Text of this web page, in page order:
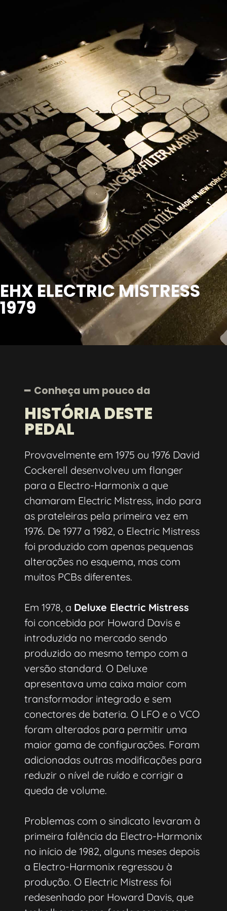
EHX ELECTRIC MISTRESS
1979
━ Conheça um pouco da
HISTÓRIA DESTE
PEDAL
Provavelmente em 1975 ou 1976 David
Cockerell desenvolveu um flanger
para a Electro-Harmonix a que
chamaram Electric Mistress, indo para
as prateleiras pela primeira vez em
1976. De 1977 a 1982, o Electric Mistress
foi produzido com apenas pequenas
alterações no esquema, mas com
muitos PCBs diferentes.
Em 1978, a Deluxe Electric Mistress
foi concebida por Howard Davis e
introduzida no mercado sendo
produzido ao mesmo tempo com a
versão standard. O Deluxe
apresentava uma caixa maior com
transformador integrado e sem
conectores de bateria. O LFO e o VCO
foram alterados para permitir uma
maior gama de configurações. Foram
adicionadas outras modificações para
reduzir o nível de ruído e corrigir a
queda de volume.
Problemas com o sindicato levaram à
primeira falência da Electro-Harmonix
no início de 1982, alguns meses depois
a Electro-Harmonix regressou à
produção. O Electric Mistress foi
redesenhado por Howard Davis, que